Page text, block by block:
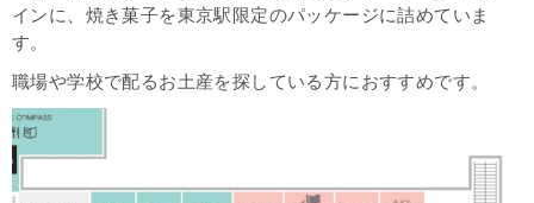
インに、焼き菓子を東京駅限定のパッケージに詰めていま
す。
職場や学校で配るお土産を探している方におすすめです。